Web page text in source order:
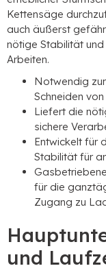
Kettensäge
auch äußerst
nötige Stabilität
Arbeiten.
Notwendig
Schneiden
Liefert die
sichere
Entwickelt für
Stabilität für
für die
Zugang zu
und